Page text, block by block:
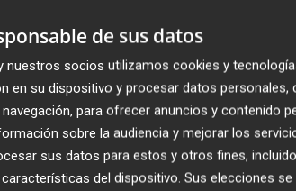
asociaciones para celebrar un
29 de octubre
de la Delegación del Gobierno en
trabajando en un plan para
que incluirá actuaciones
2026.
de sus datos
nuestros socios utilizamos cookies y
en su dispositivo y procesar datos personales,
para ofrecer anuncios y contenido
sobre la audiencia y mejorar los
sus datos para estos y otros fines,
del dispositivo. Sus elecciones